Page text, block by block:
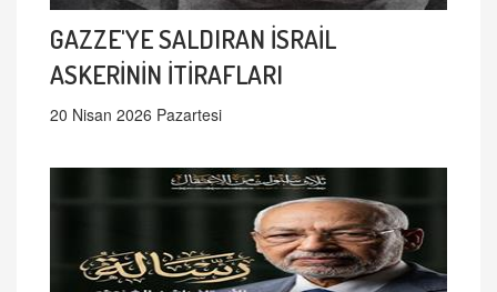
GAZZE'YE SALDIRAN İSRAİL
ASKERİNİN İTİRAFLARI
20 Nisan 2026 Pazartesi